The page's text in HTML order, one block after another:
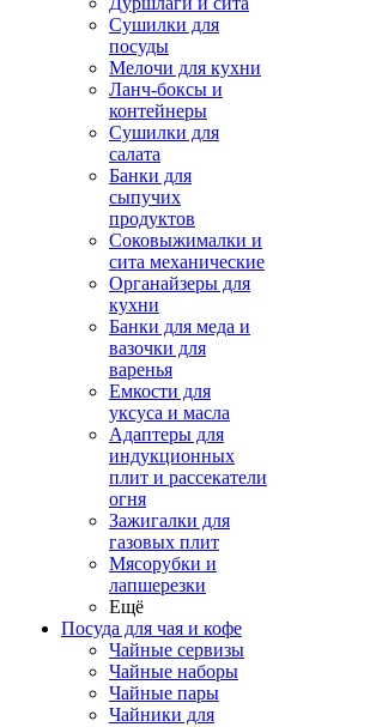
Сушилки для
посуды
Мелочи для кухни
Ланч-боксы и
контейнеры
Сушилки для
салата
Банки для
сыпучих
продуктов
Соковыжималки и
сита механические
Органайзеры для
кухни
Банки для меда и
вазочки для
варенья
Емкости для
уксуса и масла
Адаптеры для
индукционных
плит и рассекатели
огня
Зажигалки для
газовых плит
Мясорубки и
лапшерезки
Ещё
Посуда для чая и кофе
Чайные сервизы
Чайные наборы
Чайные пары
Чайники для